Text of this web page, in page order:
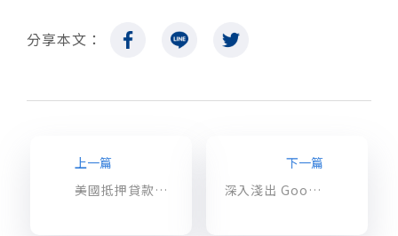
分享本文：
上一篇
美國抵押貸款領導品牌 Black Knight 透過 Google Cloud API 管理平台：Apigee，一次串連合作夥伴/開發者/客戶
下一篇
深入淺出 Google Cloud VMware Engine：整合的網路與連線